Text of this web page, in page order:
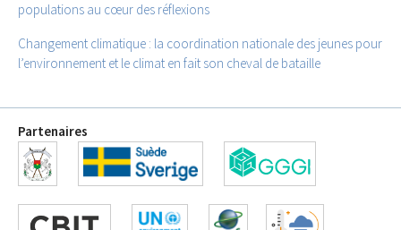
populations au cœur des réflexions
Changement climatique : la coordination nationale des jeunes pour
l’environnement et le climat en fait son cheval de bataille
Partenaires